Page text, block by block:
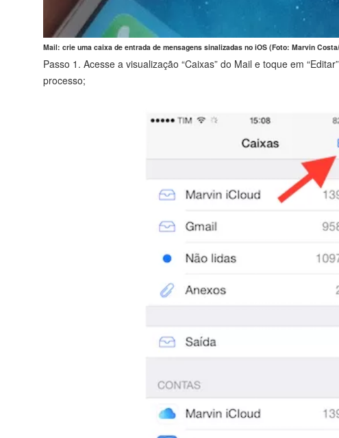
Mail: crie uma caixa de entrada de mensagens sinalizadas no iOS (Foto: Marvin Costa/
Passo 1. Acesse a visualização “Caixas” do Mail e toque em
processo;